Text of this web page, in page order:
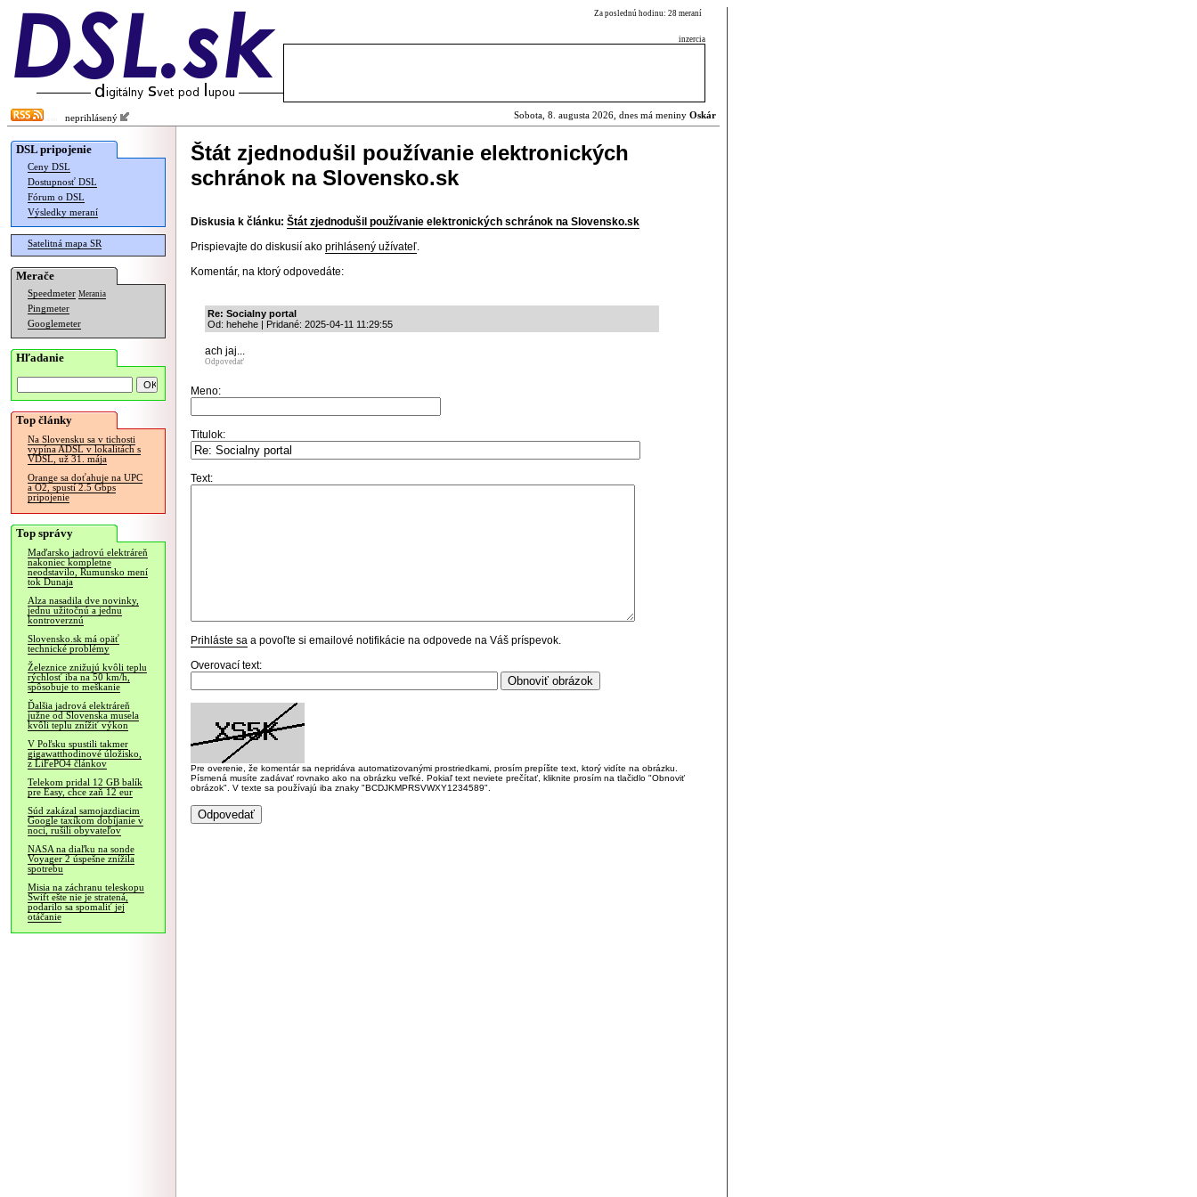
Za poslednú hodinu: 28 meraní
inzercia
neprihlásený Sobota, 8. augusta 2026, dnes má meniny Oskár
DSL pripojenie
Ceny DSL
Dostupnosť DSL
Fórum o DSL
Výsledky meraní
Satelitná mapa SR
Merače
Speedmeter Merania
Pingmeter
Googlemeter
Hľadanie
Top články
Na Slovensku sa v tichosti
vypína ADSL v lokalitách s
VDSL, už 31. mája
Orange sa doťahuje na UPC
a O2, spustí 2.5 Gbps
pripojenie
Top správy
Maďarsko jadrovú elektráreň
nakoniec kompletne
neodstavilo, Rumunsko mení
tok Dunaja
Alza nasadila dve novinky,
jednu užitočnú a jednu
kontroverznú
Slovensko.sk má opäť
technické problémy
Železnice znižujú kvôli teplu
rýchlosť iba na 50 km/h,
spôsobuje to meškanie
Ďalšia jadrová elektráreň
južne od Slovenska musela
kvôli teplu znížiť výkon
V Poľsku spustili takmer
gigawatthodinové úložisko,
z LiFePO4 článkov
Telekom pridal 12 GB balík
pre Easy, chce zaň 12 eur
Súd zakázal samojazdiacim
Google taxíkom dobíjanie v
noci, rušili obyvateľov
NASA na diaľku na sonde
Voyager 2 úspešne znížila
spotrebu
Misia na záchranu teleskopu
Swift ešte nie je stratená,
podarilo sa spomaliť jej
otáčanie
Štát zjednodušil používanie elektronických
schránok na Slovensko.sk
Diskusia k článku: Štát zjednodušil používanie elektronických schránok na Slovensko.sk
Prispievajte do diskusií ako prihlásený užívateľ.
Komentár, na ktorý odpovedáte:
Re: Socialny portal
Od: hehehe | Pridané: 2025-04-11 11:29:55
ach jaj...
Odpovedať
Meno:
Titulok:
Text:
Prihláste sa a povoľte si emailové notifikácie na odpovede na Váš príspevok.
Overovací text:
Pre overenie, že komentár sa nepridáva automatizovanými prostriedkami, prosím prepíšte text, ktorý vidíte na obrázku.
Písmená musíte zadávať rovnako ako na obrázku veľké. Pokiaľ text neviete prečítať, kliknite prosím na tlačidlo "Obnoviť
obrázok". V texte sa používajú iba znaky "BCDJKMPRSVWXY1234589".